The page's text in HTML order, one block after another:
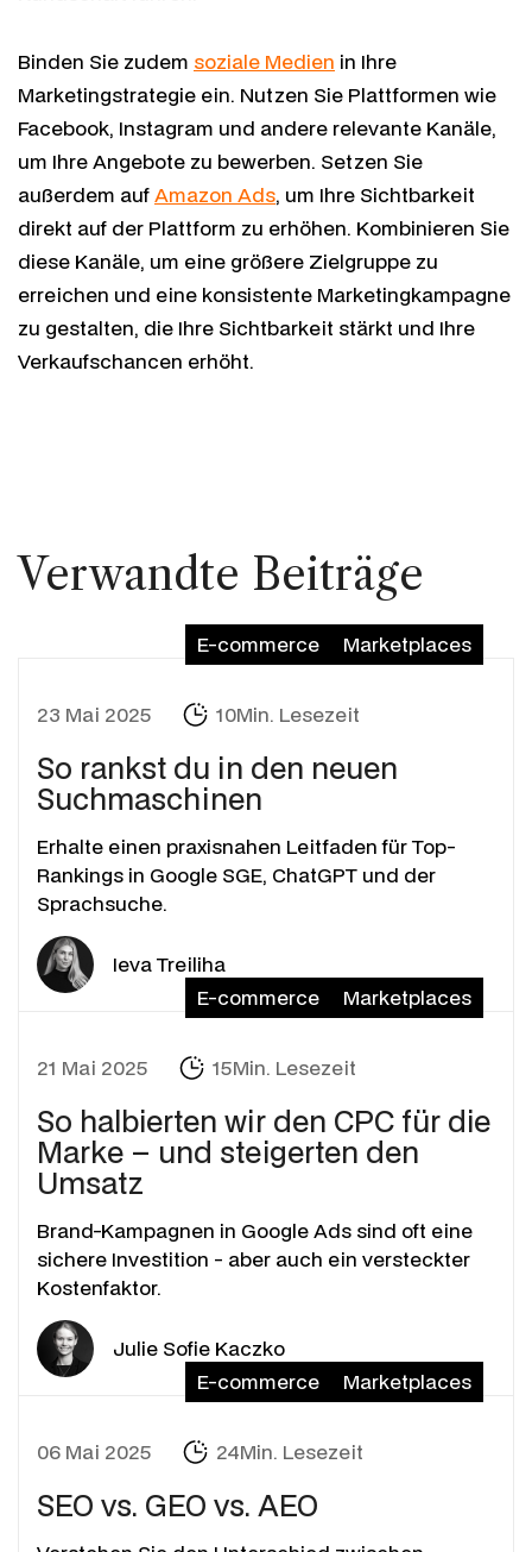
Binden Sie zudem soziale Medien in Ihre
Marketingstrategie ein. Nutzen Sie Plattformen wie
Facebook, Instagram und andere relevante Kanäle,
um Ihre Angebote zu bewerben. Setzen Sie
außerdem aufAmazon Ads, um Ihre Sichtbarkeit
direkt auf der Plattform zu erhöhen. Kombinieren Sie
diese Kanäle, um eine größere Zielgruppe zu
erreichen und eine konsistente Marketingkampagne
zu gestalten, die Ihre Sichtbarkeit stärkt und Ihre
Verkaufschancen erhöht.
Verwandte Beiträge
E-commerce Marketplaces
23 Mai 2025 10Min. Lesezeit
So rankst du in den neuen
Suchmaschinen
Erhalte einen praxisnahen Leitfaden für Top-
Rankings in Google SGE, ChatGPT und der
Sprachsuche.
Ieva Treiliha
E-commerce
Marketplaces
21 Mai 2025 15Min. Lesezeit
So halbierten wir den CPC für die
Marke – und steigerten den
Umsatz
Brand-Kampagnen in Google Ads sind oft eine
sichere Investition - aber auch ein versteckter
Kostenfaktor.
Julie Sofie Kaczko
E-commerce
Marketplaces
06 Mai 2025 24Min. Lesezeit
SEO vs. GEO vs. AEO